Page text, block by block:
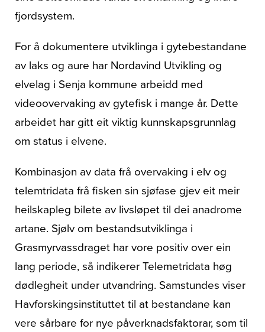
fjordsystem.
For å dokumentere utviklinga i gytebestandane
av laks og aure har Nordavind Utvikling og
elvelag i Senja kommune arbeidd med
videoovervaking av gytefisk i mange år. Dette
arbeidet har gitt eit viktig kunnskapsgrunnlag
om status i elvene.
Kombinasjon av data frå overvaking i elv og
telemtridata frå fisken sin sjøfase gjev eit meir
heilskapleg bilete av livsløpet til dei anadrome
artane. Sjølv om bestandsutviklinga i
Grasmyrvassdraget har vore positiv over ein
lang periode, så indikerer Telemetridata høg
dødlegheit under utvandring. Samstundes viser
Havforskingsinstituttet til at bestandane kan
vere sårbare for nye påverknadsfaktorar, som til